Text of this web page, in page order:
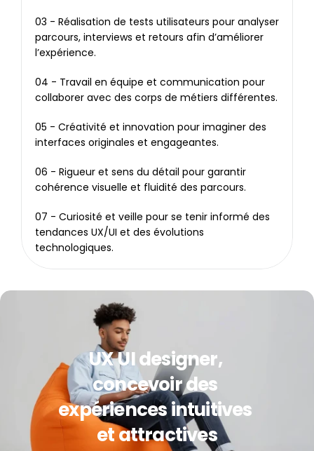
03 - Réalisation de tests utilisateurs pour analyser
parcours, interviews et retours afin d’améliorer
l’expérience.
04 - Travail en équipe et communication pour
collaborer avec des corps de métiers différentes.
05 - Créativité et innovation pour imaginer des
interfaces originales et engageantes.
06 - Rigueur et sens du détail pour garantir
cohérence visuelle et fluidité des parcours.
07 - Curiosité et veille pour se tenir informé des
tendances UX/UI et des évolutions
technologiques.
UX UI designer,
concevoir des
expériences intuitives
et attractives